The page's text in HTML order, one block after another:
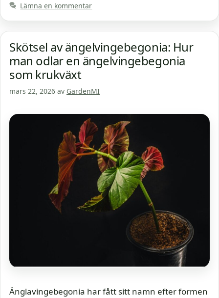
Lämna en kommentar
Skötsel av ängelvingebegonia: Hur
man odlar en ängelvingebegonia
som krukväxt
mars 22, 2026 av GardenMI
Änglavingebegonia har fått sitt namn efter formen